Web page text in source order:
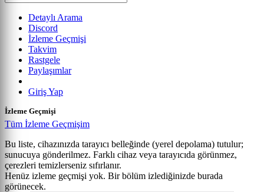
Detaylı Arama
Discord
İzleme Geçmişi
Takvim
Rastgele
Paylaşımlar
Giriş Yap
İzleme Geçmişi
Tüm İzleme Geçmişim
Bu liste, cihazınızda tarayıcı belleğinde (yerel depolama) tutulur;
sunucuya gönderilmez. Farklı cihaz veya tarayıcıda görünmez,
çerezleri temizlerseniz sıfırlanır.
Henüz izleme geçmişi yok. Bir bölüm izlediğinizde burada
görünecek.